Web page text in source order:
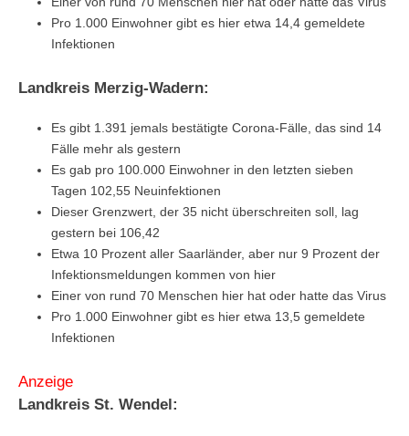
Pro 1.000 Einwohner gibt es hier etwa 14,4 gemeldete
Infektionen
Landkreis Merzig-Wadern:
Es gibt 1.391 jemals bestätigte Corona-Fälle, das sind 14
Fälle mehr als gestern
Es gab pro 100.000 Einwohner in den letzten sieben
Tagen 102,55 Neuinfektionen
Dieser Grenzwert, der 35 nicht überschreiten soll, lag
gestern bei 106,42
Etwa 10 Prozent aller Saarländer, aber nur 9 Prozent der
Infektionsmeldungen kommen von hier
Einer von rund 70 Menschen hier hat oder hatte das Virus
Pro 1.000 Einwohner gibt es hier etwa 13,5 gemeldete
Infektionen
Anzeige
Landkreis St. Wendel: